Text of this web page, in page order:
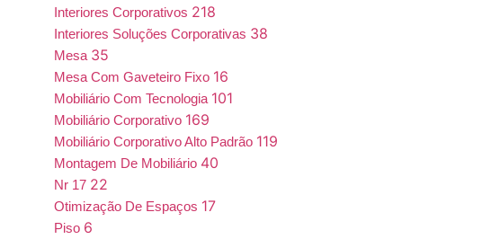
Interiores Corporativos 218
Interiores Soluções Corporativas 38
Mesa 35
Mesa Com Gaveteiro Fixo 16
Mobiliário Com Tecnologia 101
Mobiliário Corporativo 169
Mobiliário Corporativo Alto Padrão 119
Montagem De Mobiliário 40
Nr 17 22
Otimização De Espaços 17
Piso 6